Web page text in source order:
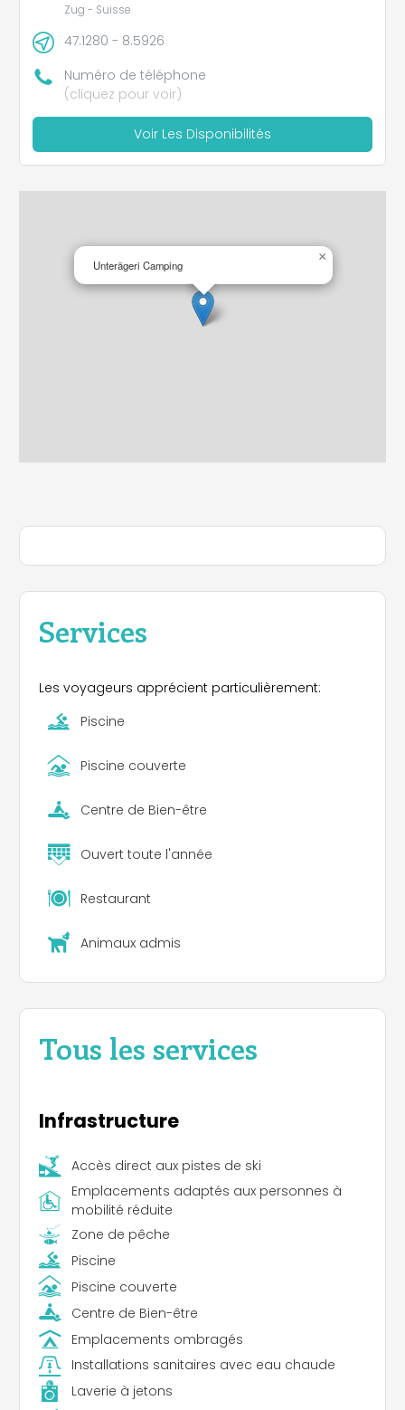
Services
Les voyageurs apprécient particulièrement:
Piscine
Piscine couverte
Centre de Bien-être
Ouvert toute l'année
Restaurant
Animaux admis
Tous les services
Infrastructure
Accès direct aux pistes de ski
Emplacements adaptés aux personnes à
mobilité réduite
Zone de pêche
Piscine
Piscine couverte
Centre de Bien-être
Emplacements ombragés
Installations sanitaires avec eau chaude
Laverie à jetons
Zug - Suisse
47.1280 - 8.5926
Numéro de téléphone
(cliquez pour voir)
Voir Les Disponibilités
Unterägeri Camping
×